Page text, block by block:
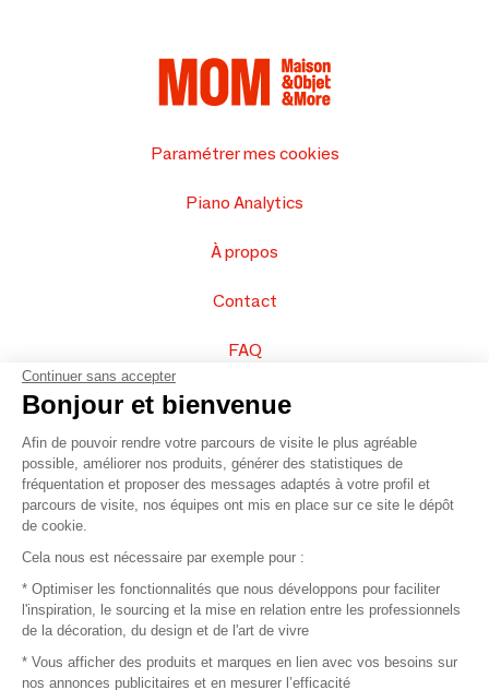
Paramétrer mes cookies
Piano Analytics
À propos
Contact
FAQ
Vendez vos produits
Plan du site
© 2016 –Organisation SAFI
Recrutement
Continuer sans accepter
Bonjour et bienvenue
Afin de pouvoir rendre votre parcours de visite le plus agréable
possible, améliorer nos produits, générer des statistiques de
fréquentation et proposer des messages adaptés à votre profil et
parcours de visite, nos équipes ont mis en place sur ce site le dépôt
de cookie.
Cela nous est nécessaire par exemple pour :
* Optimiser les fonctionnalités que nous développons pour faciliter
l'inspiration, le sourcing et la mise en relation entre les professionnels
de la décoration, du design et de l'art de vivre
* Vous afficher des produits et marques en lien avec vos besoins sur
nos annonces publicitaires et en mesurer l’efficacité